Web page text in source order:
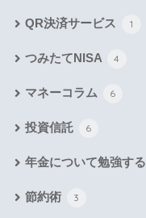
QR決済サービス 1
つみたてNISA 4
マネーコラム 6
投資信託 6
年金について勉強する
節約術 3